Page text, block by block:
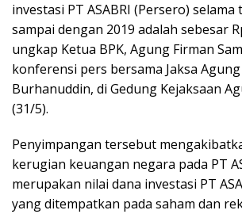
investasi PT ASABRI (Persero) selama
sampai dengan 2019 adalah sebesar
ungkap Ketua BPK, Agung Firman
konferensi pers bersama Jaksa Agung
Burhanuddin, di Gedung Kejaksaan
(31/5).
Penyimpangan tersebut
kerugian keuangan negara pada PT
merupakan nilai dana investasi PT
yang ditempatkan pada saham dan